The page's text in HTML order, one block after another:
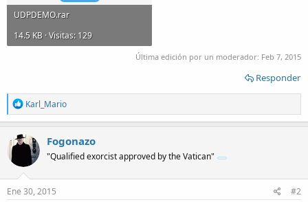
UDPDEMO.rar
14.5 KB · Visitas: 129
Última edición por un moderador: Feb 7, 2015
Responder
R
e
a
c
t
o
n
s
Karl_Mario
Fogonazo
"Qualified exorcist approved by the Vatican"
Ene 30, 2015 #2